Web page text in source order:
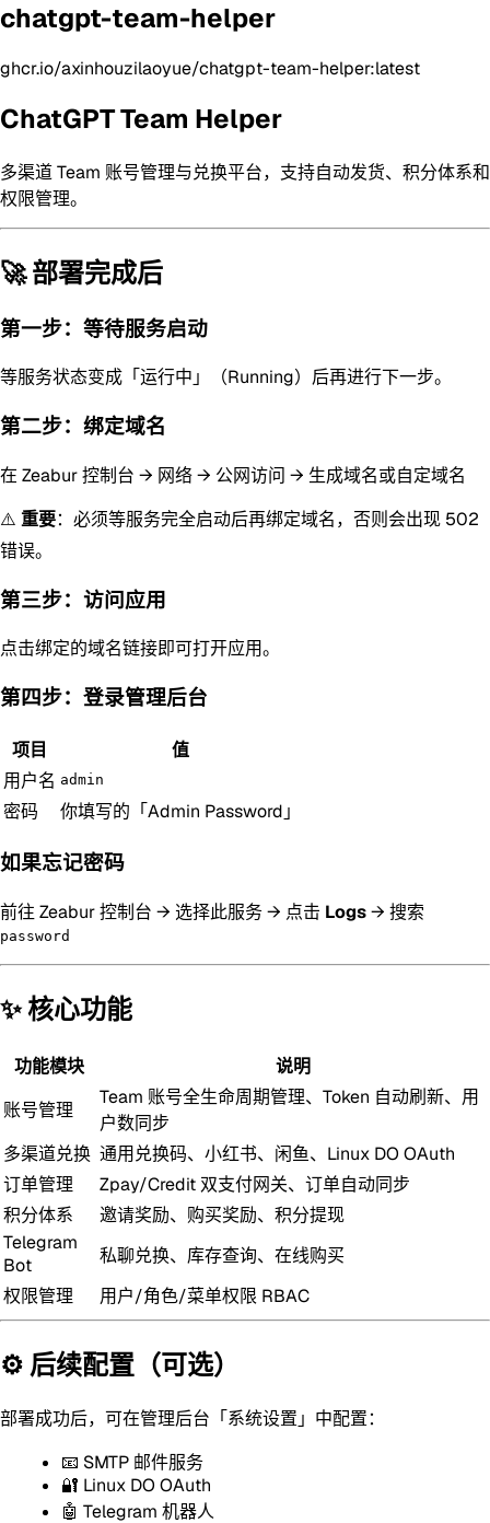
chatgpt-team-helper
ghcr.io/axinhouzilaoyue/chatgpt-team-helper:latest
ChatGPT Team Helper
多渠道 Team 账号管理与兑换平台，支持自动发货、积分体系和
权限管理。
🚀 部署完成后
第一步：等待服务启动
等服务状态变成「运行中」（Running）后再进行下一步。
第二步：绑定域名
在 Zeabur 控制台 → 网络 → 公网访问 → 生成域名或自定域名
⚠️ 重要：必须等服务完全启动后再绑定域名，否则会出现 502
错误。
第三步：访问应用
点击绑定的域名链接即可打开应用。
第四步：登录管理后台
项目
值
用户名 admin
密码 你填写的「Admin Password」
如果忘记密码
前往 Zeabur 控制台 → 选择此服务 → 点击 Logs→ 搜索
password
✨ 核心功能
功能模块
说明
账号管理
Team 账号全生命周期管理、Token 自动刷新、用
户数同步
多渠道兑换 通用兑换码、小红书、闲鱼、Linux DO OAuth
订单管理
Zpay/Credit 双支付网关、订单自动同步
积分体系
邀请奖励、购买奖励、积分提现
Telegram
Bot
私聊兑换、库存查询、在线购买
权限管理
用户/角色/菜单权限 RBAC
⚙️ 后续配置（可选）
部署成功后，可在管理后台「系统设置」中配置：
📧 SMTP 邮件服务
🔐 Linux DO OAuth
🤖 Telegram 机器人